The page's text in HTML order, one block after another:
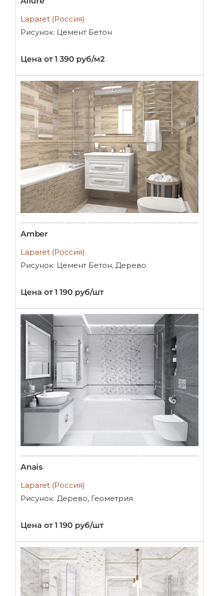
Laparet (Россия)
Рисунок: Цемент Бетон
Цена от 1 390 руб/м2
Amber
Laparet (Россия)
Рисунок: Цемент Бетон, Дерево
Цена от 1 190 руб/шт
Anais
Laparet (Россия)
Рисунок: Дерево, Геометрия
Цена от 1 190 руб/шт